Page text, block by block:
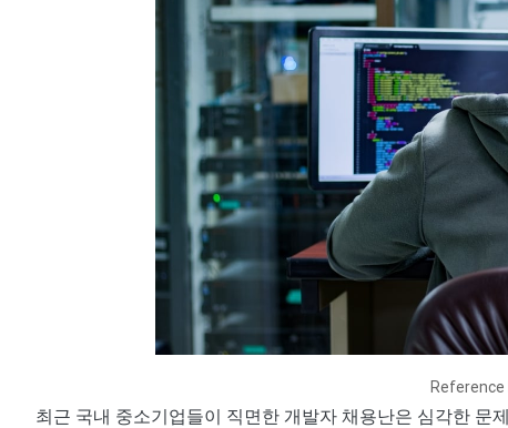
Reference
최근 국내 중소기업들이 직면한 개발자 채용난은 심각한 문